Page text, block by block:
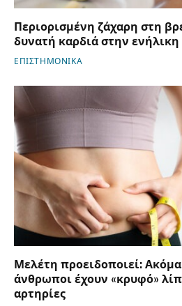
Περιορισμένη ζάχαρη στη
δυνατή καρδιά στην
ΕΠΙΣΤΗΜΟΝΙΚΑ
Μελέτη προειδοποιεί: Ακόμα
άνθρωποι έχουν «κρυφό»
αρτηρίες